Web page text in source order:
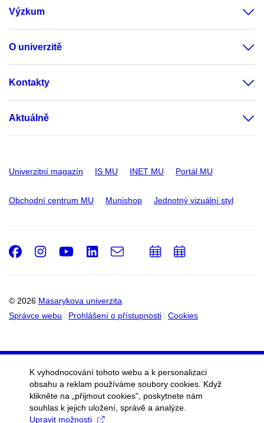
Výzkum
O univerzitě
Kontakty
Aktuálně
Univerzitní magazín IS MU INET MU Portál MU
Obchodní centrum MU Munishop Jednotný vizuální styl
© 2026 Masarykova univerzita
Správce webu
Prohlášení o přístupnosti Cookies
Facebook
Instagram
Youtube
LinkedIn
e-
PřidatPřidat
K vyhodnocování tohoto webu a k personalizaci
obsahu a reklam používáme soubory cookies. Když
klikněte na „přijmout cookies", poskytnete nám
souhlas k jejich uložení, správě a analýze.
Upravit možnosti